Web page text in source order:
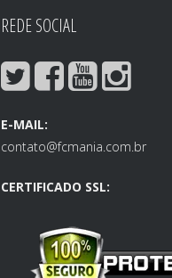
REDE SOCIAL
E-MAIL:
contato@fcmania.com.br
CERTIFICADO SSL: